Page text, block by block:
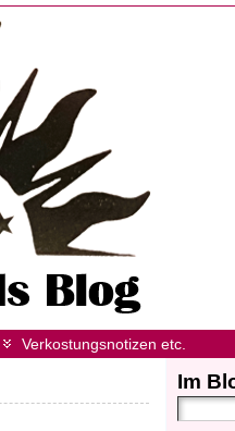
Verkostungsnotizen etc.
Im